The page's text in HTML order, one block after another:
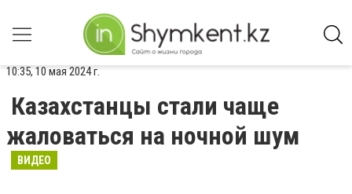
10:35, 10 мая 2024 г.
Казахстанцы стали чаще
жаловаться на ночной шум
ВИДЕО